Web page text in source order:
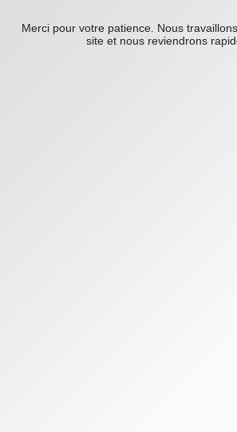
Merci pour votre patience. Nous
site et nous reviendrons